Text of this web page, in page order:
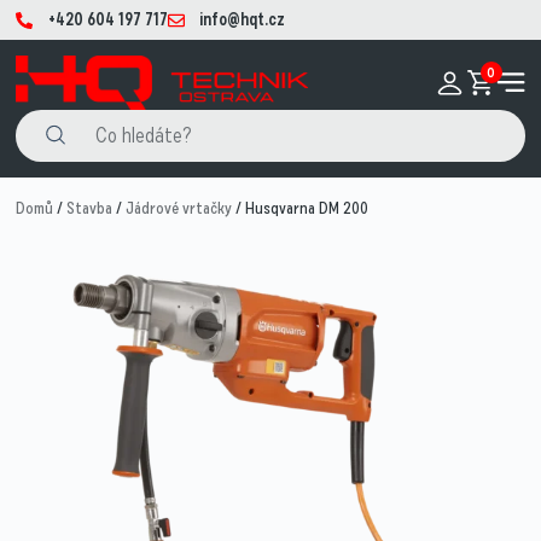
+420 604 197 717 info@hqt.cz
0
Domů /Stavba /Jádrové vrtačky/ Husqvarna DM 200